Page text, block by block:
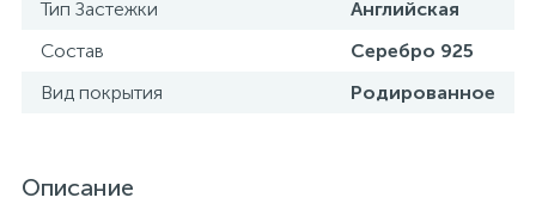
Тип Застежки
Английская
Состав
Серебро 925
Вид покрытия
Родированное
Описание